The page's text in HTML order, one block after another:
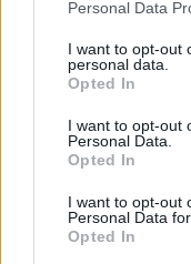
Personal Data
I want to opt-out
personal data.
Opted In
I want to opt-out
Personal Data.
Opted In
I want to opt-out
Personal Data
Opted In
Deseu el meu
aquest navegador
ÚLTIMES NOTÍCIES